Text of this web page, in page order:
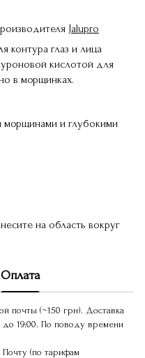
Jalupro
контура глаз и лица
кислотой для
в морщинках.
морщинами и глубокими
на область вокруг
Оплата
почты (~150 грн). Доставка
до 19:00. По поводу времени
(по тарифам